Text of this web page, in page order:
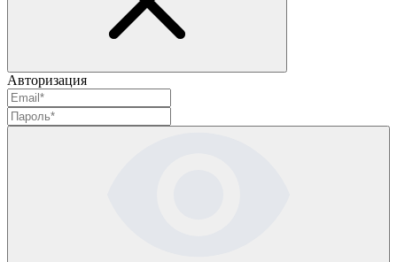
Авторизация